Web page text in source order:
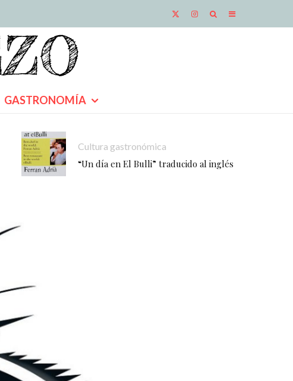
GASTRONOMÍA
Cultura gastronómica
“Un día en El Bulli” traducido al inglés